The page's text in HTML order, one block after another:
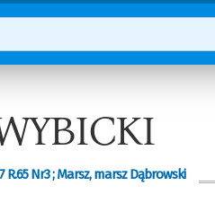
Nr3 ; Marsz, marsz Dąbrowski